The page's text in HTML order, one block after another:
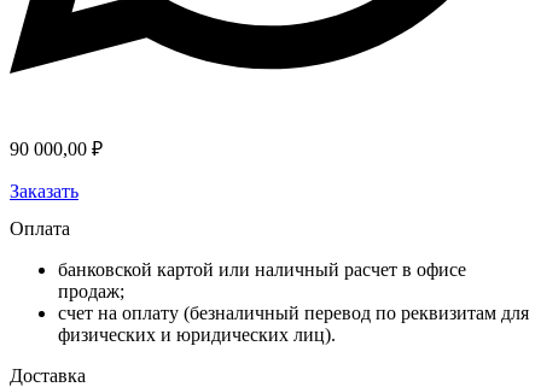
90 000,00 ₽
Заказать
Оплата
банковской картой или наличный расчет в офисе
продаж;
счет на оплату (безналичный перевод по реквизитам для
физических и юридических лиц).
Доставка